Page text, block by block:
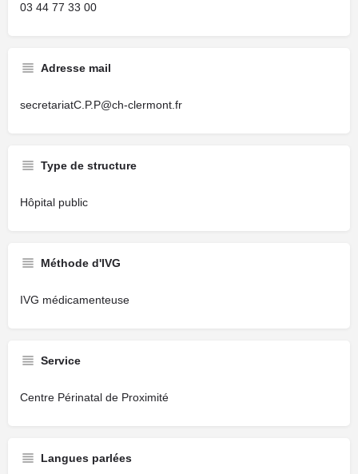
03 44 77 33 00
Adresse mail
secretariatC.P.P@ch-clermont.fr
Type de structure
Hôpital public
Méthode d'IVG
IVG médicamenteuse
Service
Centre Périnatal de Proximité
Langues parlées